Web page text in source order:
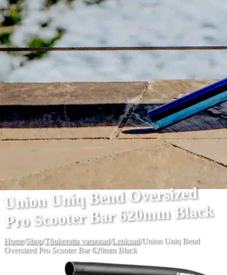
Union Uniq Bend Oversized
Pro Scooter Bar 620mm Black
Home/Shop/Tõukeratta varuosad/Lenksud/Union Uniq Bend
Oversized Pro Scooter Bar 620mm Black